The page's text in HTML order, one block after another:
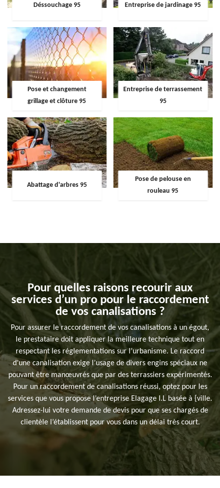
Déssouchage 95 Entreprise de jardinage 95
Pose et changement
grillage et clôture 95
Entreprise de terrassement
95
Abattage d'arbres 95
Pose de pelouse en
rouleau 95
Pour quelles raisons recourir aux
services d’un pro pour le raccordement
de vos canalisations ?
Pour assurer le raccordement de vos canalisations à un égout,
le prestataire doit appliquer la meilleure technique tout en
respectant les réglementations sur l’urbanisme. Le raccord
d’une canalisation exige l’usage de divers engins spéciaux ne
pouvant être manœuvrés que par des terrassiers expérimentés.
Pour un raccordement de canalisations réussi, optez pour les
services que vous propose l’entreprise Elagage I.L basée à {ville.
Adressez-lui votre demande de devis pour que ses chargés de
clientèle l’établissent pour vous dans un délai très court.